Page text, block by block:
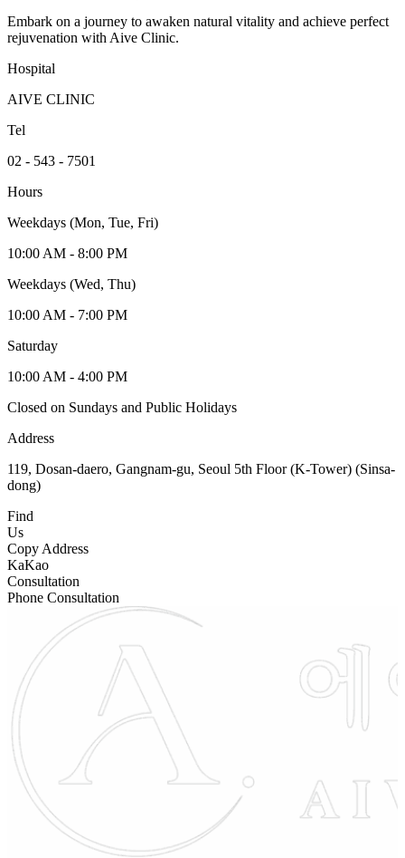
Embark on a journey to awaken natural vitality and achieve perfect
rejuvenation with Aive Clinic.
Hospital
AIVE CLINIC
Tel
02 - 543 - 7501
Hours
Weekdays (Mon, Tue, Fri)
10:00 AM - 8:00 PM
Weekdays (Wed, Thu)
10:00 AM - 7:00 PM
Saturday
10:00 AM - 4:00 PM
Closed on Sundays and Public Holidays
Address
119, Dosan-daero, Gangnam-gu, Seoul 5th Floor (K-Tower) (Sinsa-
dong)
Find
Us
Copy Address
KaKao
Consultation
Phone Consultation